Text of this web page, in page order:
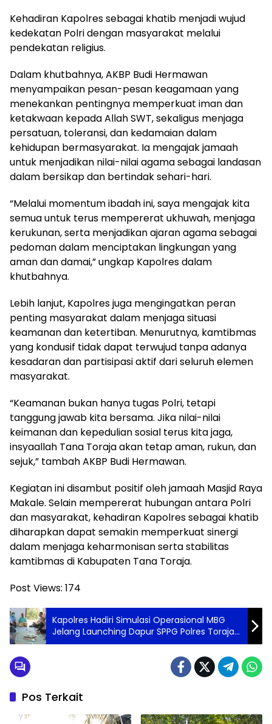
Kehadiran Kapolres sebagai khatib menjadi wujud
kedekatan Polri dengan masyarakat melalui
pendekatan religius.
Dalam khutbahnya, AKBP Budi Hermawan
menyampaikan pesan-pesan keagamaan yang
menekankan pentingnya memperkuat iman dan
ketakwaan kepada Allah SWT, sekaligus menjaga
persatuan, toleransi, dan kedamaian dalam
kehidupan bermasyarakat. Ia mengajak jamaah
untuk menjadikan nilai-nilai agama sebagai landasan
dalam bersikap dan bertindak sehari-hari.
“Melalui momentum ibadah ini, saya mengajak kita
semua untuk terus mempererat ukhuwah, menjaga
kerukunan, serta menjadikan ajaran agama sebagai
pedoman dalam menciptakan lingkungan yang
aman dan damai,” ungkap Kapolres dalam
khutbahnya.
Lebih lanjut, Kapolres juga mengingatkan peran
penting masyarakat dalam menjaga situasi
keamanan dan ketertiban. Menurutnya, kamtibmas
yang kondusif tidak dapat terwujud tanpa adanya
kesadaran dan partisipasi aktif dari seluruh elemen
masyarakat.
“Keamanan bukan hanya tugas Polri, tetapi
tanggung jawab kita bersama. Jika nilai-nilai
keimanan dan kepedulian sosial terus kita jaga,
insyaallah Tana Toraja akan tetap aman, rukun, dan
sejuk,” tambah AKBP Budi Hermawan.
Kegiatan ini disambut positif oleh jamaah Masjid Raya
Makale. Selain mempererat hubungan antara Polri
dan masyarakat, kehadiran Kapolres sebagai khatib
diharapkan dapat semakin memperkuat sinergi
dalam menjaga keharmonisan serta stabilitas
kamtibmas di Kabupaten Tana Toraja.
Post Views: 174
Kapolres Hadiri Simulasi Operasional MBG
Jelang Launching Dapur SPPG Polres Toraja
Utara
Pos Terkait